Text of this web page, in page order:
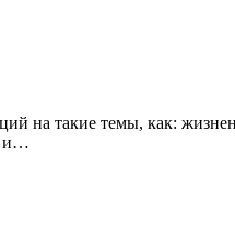
на такие темы, как:
и…